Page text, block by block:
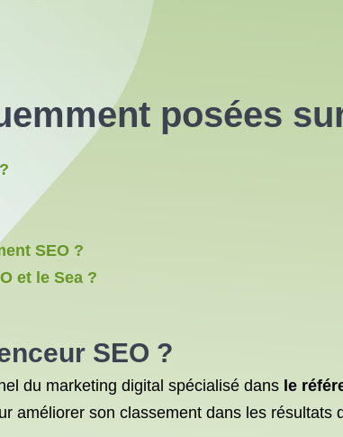
posées
SEO ?
et le Sea ?
SEO ?
du marketing digital spécialisé dans le
améliorer son classement dans les